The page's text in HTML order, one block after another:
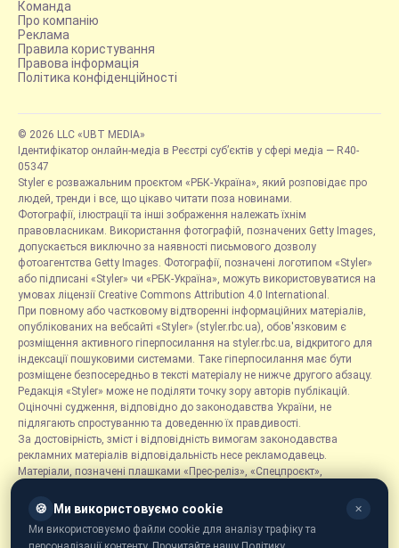
Команда
Про компанію
Реклама
Правила користування
Правова інформація
Політика конфіденційності
© 2026 LLC «UBT MEDIA»
Ідентифікатор онлайн-медіа в Реєстрі суб’єктів у сфері медіа — R40-
05347
Styler є розважальним проєктом «РБК-Україна», який розповідає про
людей, тренди і все, що цікаво читати поза новинами.
Фотографії, ілюстрації та інші зображення належать їхнім
правовласникам. Використання фотографій, позначених Getty Images,
допускається виключно за наявності письмового дозволу
фотоагентства Getty Images. Фотографії, позначені логотипом «Styler»
або підписані «Styler» чи «РБК-Україна», можуть використовуватися на
умовах ліцензії Creative Commons Attribution 4.0 International.
При повному або частковому відтворенні інформаційних матеріалів,
опублікованих на вебсайті «Styler» (styler.rbc.ua), обов'язковим є
розміщення активного гіперпосилання на styler.rbc.ua, відкритого для
індексації пошуковими системами. Таке гіперпосилання має бути
розміщене безпосередньо в тексті матеріалу не нижче другого абзацу.
Редакція «Styler» може не поділяти точку зору авторів публікацій.
Оціночні судження, відповідно до законодавства України, не
підлягають спростуванню та доведенню їх правдивості.
За достовірність, зміст і відповідність вимогам законодавства
рекламних матеріалів відповідальність несе рекламодавець.
Матеріали, позначені плашками «Прес-реліз», «Спецпроєкт»,
розміщуються на правах реклами.
Рубрика «Новини компаній» є інформаційним форматом, що містить
новини, повідомлення та оголошення, пов'язані з діяльністю
🍪 Ми використовуємо cookie ✕
Ми використовуємо файли cookie для аналізу трафіку та